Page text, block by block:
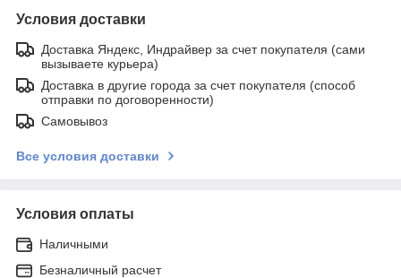
Условия доставки
Доставка Яндекс, Индрайвер за счет покупателя (сами
вызываете курьера)
Доставка в другие города за счет покупателя (способ
отправки по договоренности)
Самовывоз
Все условия доставки
Условия оплаты
Наличными
Безналичный расчет